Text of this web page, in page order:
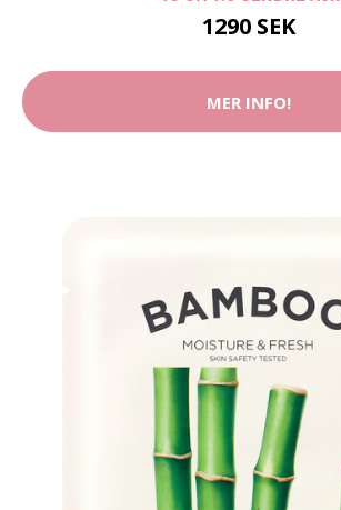
1290 SEK
MER INFO!